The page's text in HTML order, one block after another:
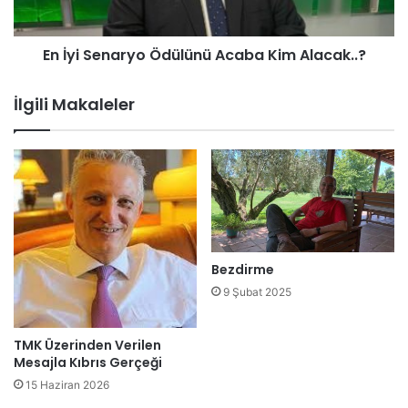
e
m
d
e
a
ğ
ı
r
b
n
ç
o
n
a
Ö
d
ü
l
ü
n
ü
A
c
b
a
K
i
m
En İyi Senaryo Ödülünü Acaba Kim Alacak..?
İlgili Makaleler
TMK Üzerinden Verilen
Mesajla Kıbrıs Gerçeği
15 Haziran 2026
Bezdirme
9 Şubat 2025